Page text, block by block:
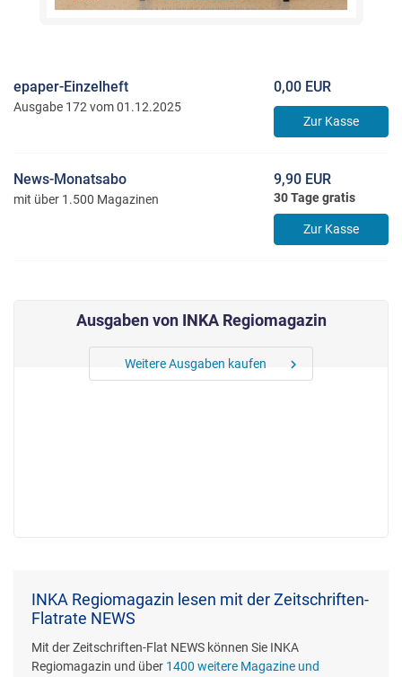
epaper-Einzelheft
Ausgabe 172 vom 01.12.2025
0,00 EUR
Zur Kasse
News-Monatsabo
mit über 1.500 Magazinen
9,90 EUR
30 Tage gratis
Zur Kasse
Ausgaben von INKA Regiomagazin
Weitere Ausgaben kaufen chevron_right
INKA Regiomagazin lesen mit der Zeitschriften-
Flatrate NEWS
Mit der Zeitschriften-Flat NEWS können Sie INKA
Regiomagazin und über 1400 weitere Magazine und